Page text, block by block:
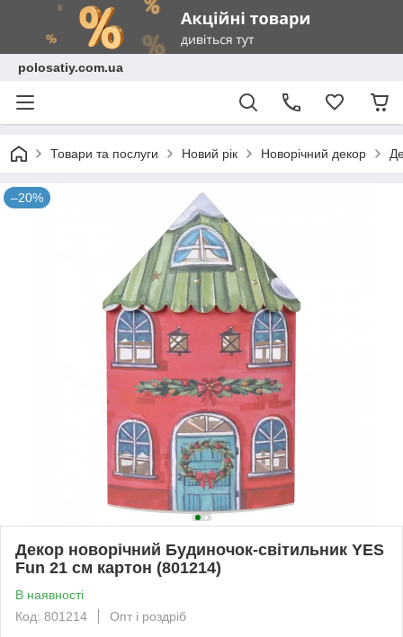
polosatiy.com.ua
Товари та послуги Новий рік Новорічний декор
–20%
Декор новорічний Будиночок-світильник YES
Fun 21 см картон (801214)
В наявності
Код: 801214
Опт і роздріб